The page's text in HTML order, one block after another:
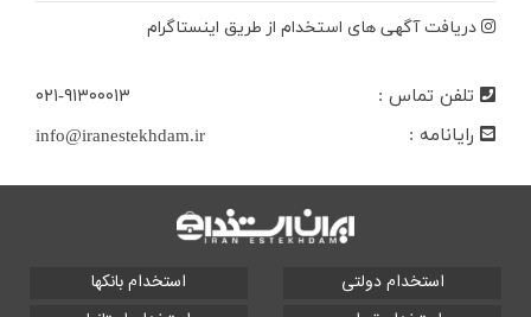
دریافت آگهی های استخدام از طریق اینستاگرام
تلفن تماس :
۰۲۱-۹۱۳۰۰۰۱۳
رایانامه :
info@iranestekhdam.ir
استخدام دولتی
استخدام بانکها